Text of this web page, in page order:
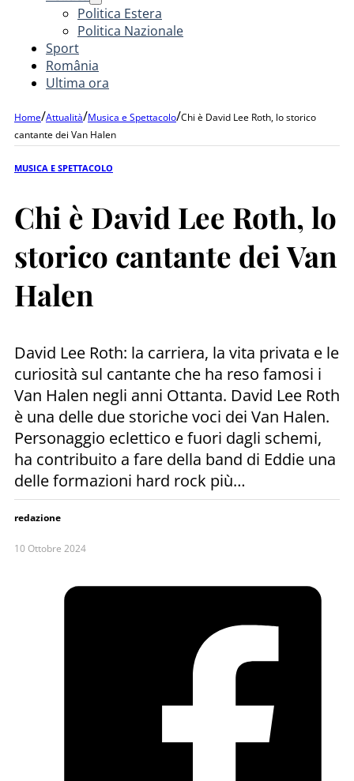
Politica Estera
Politica Nazionale
Sport
România
Ultima ora
Home/Attualità/Musica e Spettacolo/Chi è David Lee Roth, lo storico
cantante dei Van Halen
MUSICA E SPETTACOLO
Chi è David Lee Roth, lo
storico cantante dei Van
Halen
David Lee Roth: la carriera, la vita privata e le
curiosità sul cantante che ha reso famosi i
Van Halen negli anni Ottanta. David Lee Roth
è una delle due storiche voci dei Van Halen.
Personaggio eclettico e fuori dagli schemi,
ha contribuito a fare della band di Eddie una
delle formazioni hard rock più…
redazione
10 Ottobre 2024